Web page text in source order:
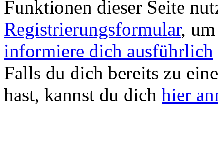
Funktionen dieser Seite
Registrierungsformular,
informiere dich ausführlich
Falls du dich bereits zu
hast, kannst du dich hier